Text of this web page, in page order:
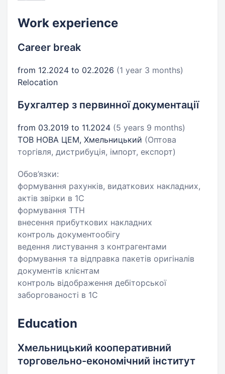
Work experience
Career break
from 12.2024 to 02.2026 (1 year 3 months)
Relocation
Бухгалтер з первинної документації
from 03.2019 to 11.2024 (5 years 9 months)
ТОВ НОВА ЦЕМ, Хмельницький (Оптова
торгівля, дистрибуція, імпорт, експорт)
Обов’язки:
формування рахунків, видаткових накладних,
актів звірки в 1С
формування ТТН
внесення прибуткових накладних
контроль документообігу
ведення листування з контрагентами
формування та відправка пакетів оригіналів
документів клієнтам
контроль відображення дебіторської
заборгованості в 1С
Education
Хмельницький кооперативний
торговельно-економічний інститут